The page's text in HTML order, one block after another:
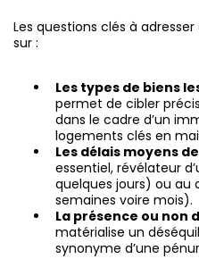
Les questions clés à
sur :
Les types de biens
permet de cibler
dans le cadre d’un
logements clés en
Les délais moyens
essentiel, révélateur
quelques jours) ou au
semaines voire mois).
La présence ou non
matérialise un
synonyme d’une